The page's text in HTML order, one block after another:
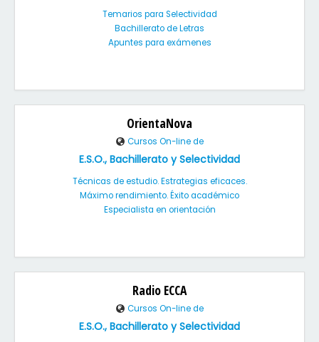
Temarios para Selectividad
Bachillerato de Letras
Apuntes para exámenes
OrientaNova
Cursos On-line de
E.S.O., Bachillerato y Selectividad
Técnicas de estudio. Estrategias eficaces.
Máximo rendimiento. Éxito académico
Especialista en orientación
Radio ECCA
Cursos On-line de
E.S.O., Bachillerato y Selectividad